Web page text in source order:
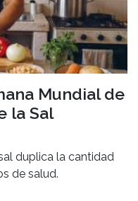
Mundial de
la Sal
duplica la cantidad
de salud.